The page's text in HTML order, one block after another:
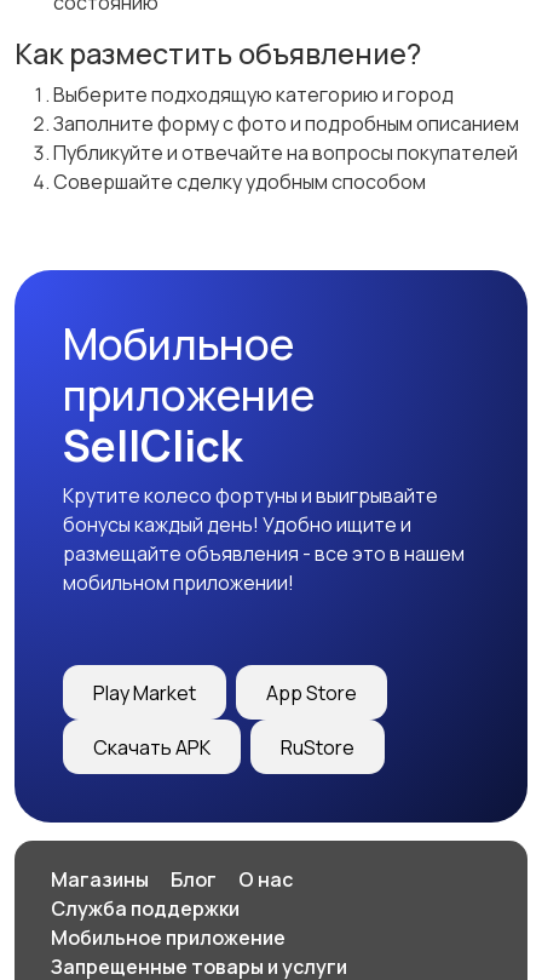
Как разместить объявление?
Выберите подходящую категорию и город
Заполните форму с фото и подробным описанием
Публикуйте и отвечайте на вопросы покупателей
Совершайте сделку удобным способом
Мобильное
приложение
SellClick
Крутите колесо фортуны и выигрывайте
бонусы каждый день! Удобно ищите и
размещайте объявления - все это в нашем
мобильном приложении!
Play Market App Store
Скачать APK RuStore
Магазины Блог
О нас
Служба поддержки
Мобильное приложение
Запрещенные товары и услуги